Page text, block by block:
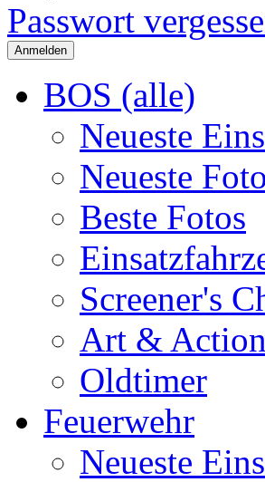
Passwort
BOS (alle)
Neueste
Neueste
Beste Fotos
Screener's
Art &
Oldtimer
Feuerwehr
Neueste